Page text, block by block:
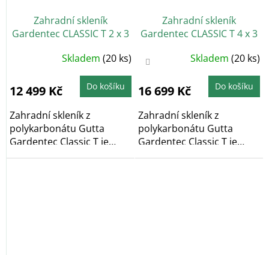
Zahradní skleník
Gardentec CLASSIC T 2 x 3
Průměrné
hodnocení
5,0
z
hvězdiček.
Skladem(20 ks)
12 499 Kč Do košíku
Zahradní skleník z
polykarbonátu Gutta
Gardentec Classic T je
obloukový zahradní...
Zahradní skleník
Gardentec CLASSIC T 4 x 3
Průměrné
hodnocení
4,4
z
hvězdiček.
Skladem(20 ks)
16 699 Kč Do košíku
Zahradní skleník z
polykarbonátu Gutta
Gardentec Classic T je
obloukový zahradní...